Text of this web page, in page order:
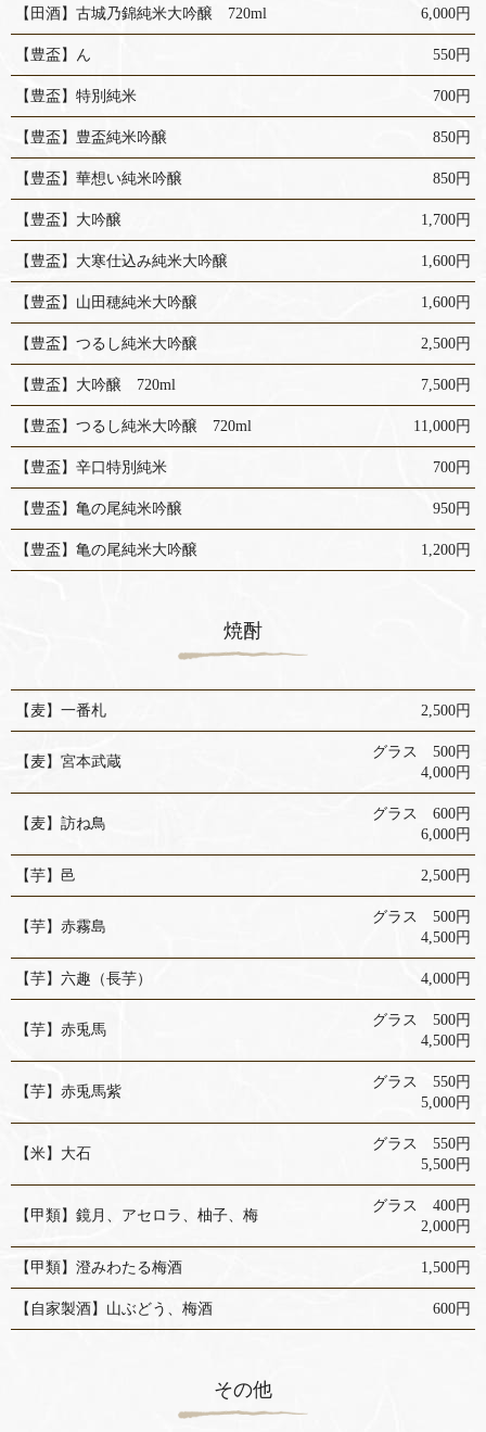
【田酒】古城乃錦純米大吟醸 720ml 6,000円
【豊盃】ん 550円
【豊盃】特別純米 700円
【豊盃】豊盃純米吟醸 850円
【豊盃】華想い純米吟醸 850円
【豊盃】大吟醸 1,700円
【豊盃】大寒仕込み純米大吟醸 1,600円
【豊盃】山田穂純米大吟醸 1,600円
【豊盃】つるし純米大吟醸 2,500円
【豊盃】大吟醸 720ml 7,500円
【豊盃】つるし純米大吟醸 720ml 11,000円
【豊盃】辛口特別純米 700円
【豊盃】亀の尾純米吟醸 950円
【豊盃】亀の尾純米大吟醸 1,200円
焼酎
【麦】一番札 2,500円
【麦】宮本武蔵
グラス 500円
4,000円
【麦】訪ね鳥
グラス 600円
6,000円
【芋】邑 2,500円
【芋】赤霧島
グラス 500円
4,500円
【芋】六趣（長芋） 4,000円
【芋】赤兎馬
グラス 500円
4,500円
【芋】赤兎馬紫
グラス 550円
5,000円
【米】大石
グラス 550円
5,500円
【甲類】鏡月、アセロラ、柚子、梅
グラス 400円
2,000円
【甲類】澄みわたる梅酒 1,500円
【自家製酒】山ぶどう、梅酒 600円
その他